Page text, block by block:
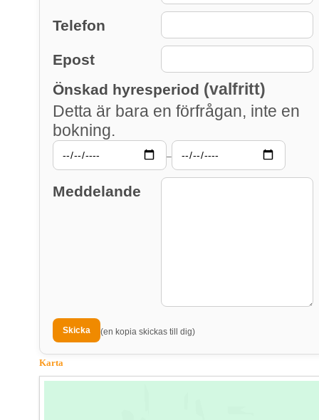
Telefon
Epost
Önskad hyresperiod (valfritt)
Detta är bara en förfrågan, inte en
bokning.
–
Meddelande
(en kopia skickas till dig)
Karta